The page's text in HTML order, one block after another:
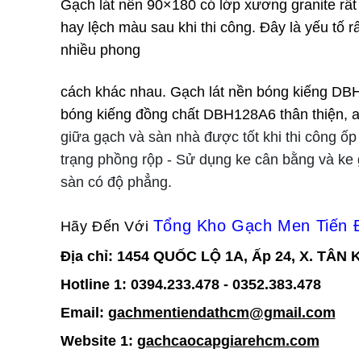
Gạch lát nền 90×180 có lớp xương granite
hay lệch màu sau khi thi công. Đây là yếu tố
nhiều phong
cách khác nhau. Gạch lát nền bóng kiếng
bóng kiếng đồng chất DBH128A6 thân thiện,
giữa gạch và sàn nhà được tốt khi thi công ốp
trạng phồng rộp - Sử dụng ke cân bằng và
sàn có độ phẳng.
Hãy Đến Với Tổng Kho Gạch Men Tiến
Địa chỉ: 1454 QUỐC LỘ 1A, Ấp 24, X. TÂN
Hotline 1: 0394.233.478 - 0352.383.478
Email: gachmentiendathcm@gmail.com
Website 1: gachcaocapgiarehcm.com